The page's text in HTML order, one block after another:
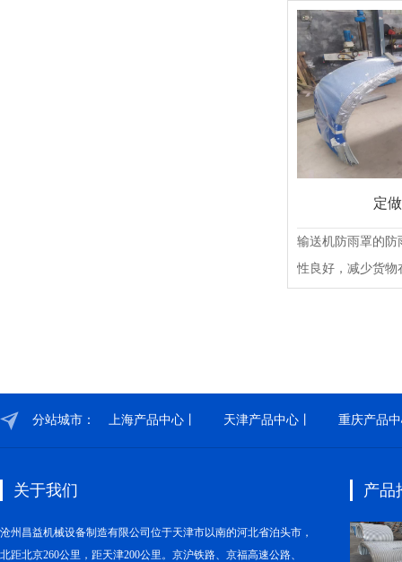
定
输送机防雨罩的防
性良好，减少货物
分站城市： 上海产品中心丨 天津产品中心丨 重庆产品
关于我们
沧州昌益机械设备制造有限公司位于天津市以南的河北省泊头市，
北距北京260公里，距天津200公里。京沪铁路、京福高速公路、
产品